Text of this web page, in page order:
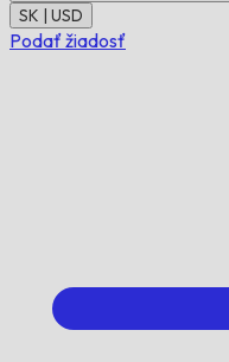
SK | USD
Podať žiadosť